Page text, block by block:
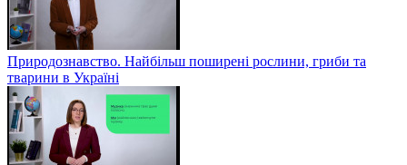
Природознавство. Найбільш поширені рослини, гриби та
тварини в Україні